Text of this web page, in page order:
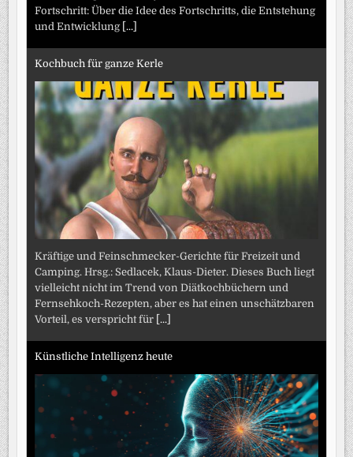
Fortschritt: Über die Idee des Fortschritts, die Entstehung
und Entwicklung [...]
Kochbuch für ganze Kerle
Kräftige und Feinschmecker-Gerichte für Freizeit und
Camping. Hrsg.: Sedlacek, Klaus-Dieter. Dieses Buch liegt
vielleicht nicht im Trend von Diätkochbüchern und
Fernsehkoch-Rezepten, aber es hat einen unschätzbaren
Vorteil, es verspricht für [...]
Künstliche Intelligenz heute